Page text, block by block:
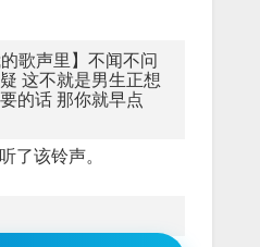
歌声里】不闻不问
这不就是男生正想
的话 那你就早点
了该铃声。